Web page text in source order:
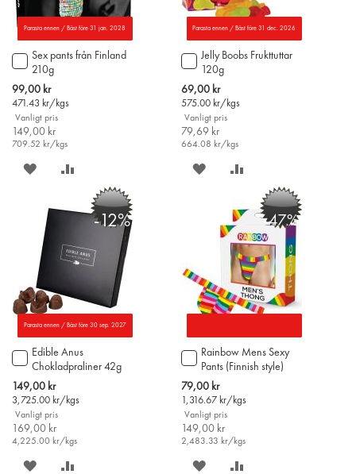
Parasta ennen / Bäst före 31 jan. 2028
Sex pants från Finland
210g
Special
Price
99,00 kr
471.43 kr/kgs
Vanligt pris
149,00 kr
709.52 kr/kgs
Lägg
till
i
varukorgen
SPARA
ÖNSKELISTAN
JÄMFÖR
Parasta ennen / Bäst före 31 dec. 2026
Jelly Boobs Frukttuttar
120g
Special
Price
69,00 kr
575.00 kr/kgs
Vanligt pris
79,69 kr
664.08 kr/kgs
Lägg
till
i
varukorgen
SPARA
ÖNSKELISTAN
JÄMFÖR
-12%
Parasta ennen / Bäst före 30 sep. 2027
Edible Anus
Chokladpraliner 42g
Special
Price
149,00 kr
3,725.00 kr/kgs
Vanligt pris
169,00 kr
4,225.00 kr/kgs
Lägg
till
i
varukorgen
SPARA
-47%
Rainbow Mens Sexy
Pants (Finnish style)
Special
Price
79,00 kr
1,316.67 kr/kgs
Vanligt pris
149,00 kr
2,483.33 kr/kgs
Lägg
till
i
varukorgen
SPARA